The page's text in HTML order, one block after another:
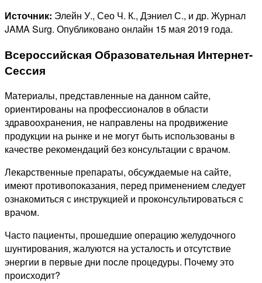
Источник: Элейн У., Сео Ч. К., Дэниел С., и др. Журнал
JAMA Surg. Опубликовано онлайн 15 мая 2019 года.
Всероссийская Образовательная Интернет-
Сессия
Материалы, представленные на данном сайте,
ориентированы на профессионалов в области
здравоохранения, не направлены на продвижение
продукции на рынке и не могут быть использованы в
качестве рекомендаций без консультации с врачом.
Лекарственные препараты, обсуждаемые на сайте,
имеют противопоказания, перед применением следует
ознакомиться с инструкцией и проконсультироваться с
врачом.
Часто пациенты, прошедшие операцию желудочного
шунтирования, жалуются на усталость и отсутствие
энергии в первые дни после процедуры. Почему это
происходит?